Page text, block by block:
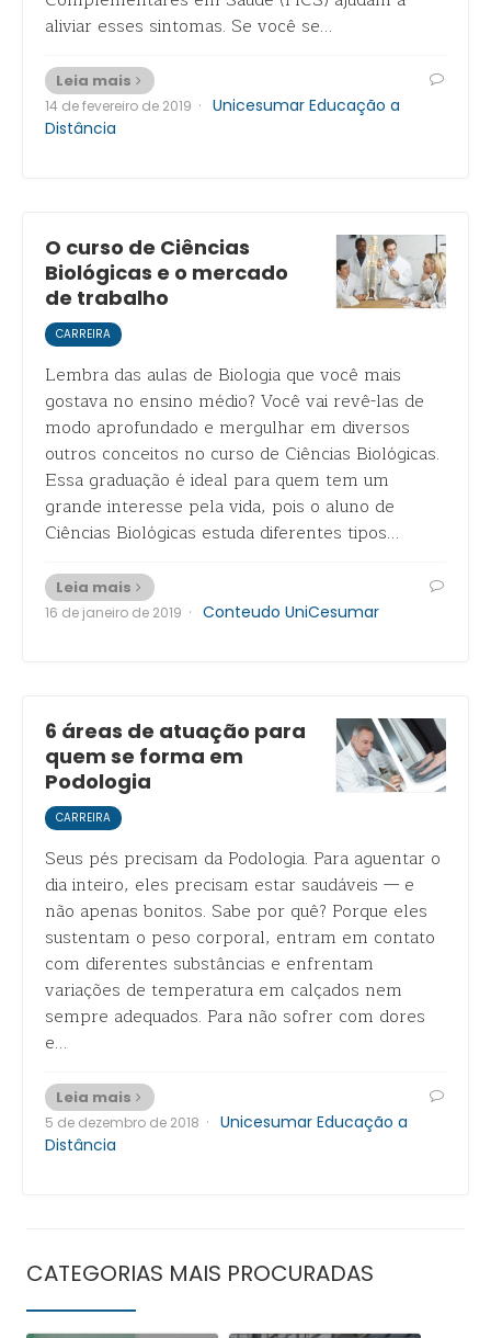
aliviar esses sintomas. Se você se…
Leia mais
14 de fevereiro de 2019 · Unicesumar Educação a
Distância
O curso de Ciências
Biológicas e o mercado
de trabalho
CARREIRA
Lembra das aulas de Biologia que você mais
gostava no ensino médio? Você vai revê-las de
modo aprofundado e mergulhar em diversos
outros conceitos no curso de Ciências Biológicas.
Essa graduação é ideal para quem tem um
grande interesse pela vida, pois o aluno de
Ciências Biológicas estuda diferentes tipos…
Leia mais
16 de janeiro de 2019 · Conteudo UniCesumar
6 áreas de atuação para
quem se forma em
Podologia
CARREIRA
Seus pés precisam da Podologia. Para aguentar o
dia inteiro, eles precisam estar saudáveis — e
não apenas bonitos. Sabe por quê? Porque eles
sustentam o peso corporal, entram em contato
com diferentes substâncias e enfrentam
variações de temperatura em calçados nem
sempre adequados. Para não sofrer com dores
e…
Leia mais
5 de dezembro de 2018 · Unicesumar Educação a
Distância
CATEGORIAS MAIS PROCURADAS